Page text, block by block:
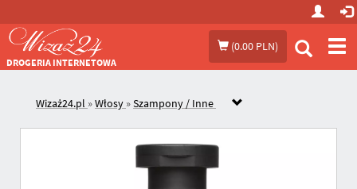
(0.00 PLN)
DROGERIA INTERNETOWA
Wizaż24.pl »Włosy »Szampony / Inne